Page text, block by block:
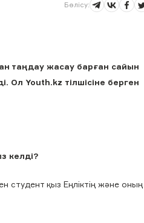
Бөлісу:
таңдау жасау барған сайын
Ол Youth.kz тілшісіне берген
келді?
студент қыз Еңліктің және оның